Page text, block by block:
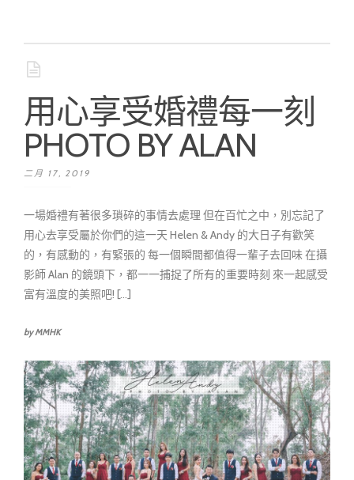
用心享受婚禮每一刻
PHOTO BY ALAN
二月 17, 2019
一場婚禮有著很多瑣碎的事情去處理 但在百忙之中，別忘記了
用心去享受屬於你們的這一天 Helen & Andy 的大日子有歡笑
的，有感動的，有緊張的 每一個瞬間都值得一輩子去回味 在攝
影師 Alan 的鏡頭下，都一一捕捉了所有的重要時刻 來一起感受
富有溫度的美照吧! [...]
by MMHK